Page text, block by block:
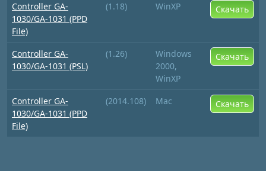
Controller GA-
1030/GA-1031 (PPD
File)
(1.18) WinXP Скачать
Controller GA-
1030/GA-1031 (PSL)
(1.26)
Windows
2000,
WinXP
Скачать
Controller GA-
1030/GA-1031 (PPD
File)
(2014.108) Mac Скачать